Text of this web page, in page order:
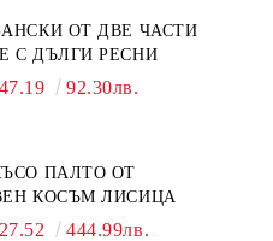
ОТ ДВЕ ЧАСТИ
С ДЪЛГИ РЕСНИ
92.30лв.
ПАЛТО ОТ
КОСЪМ ЛИСИЦА
444.99лв.